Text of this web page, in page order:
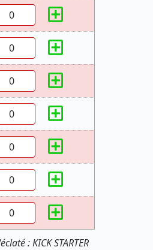
: KICK STARTER